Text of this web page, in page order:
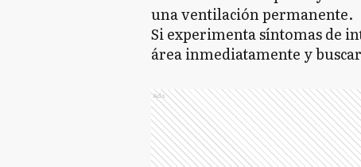
una ventilación permanente.
Si experimenta síntomas de
área inmediatamente y
Ads